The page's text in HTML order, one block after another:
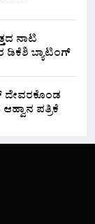
ನಾಟಿ
ಡಿಕೆಶಿ ಬ್ಯಾಟಿಂಗ್
ಪತ್ರಿಕೆ